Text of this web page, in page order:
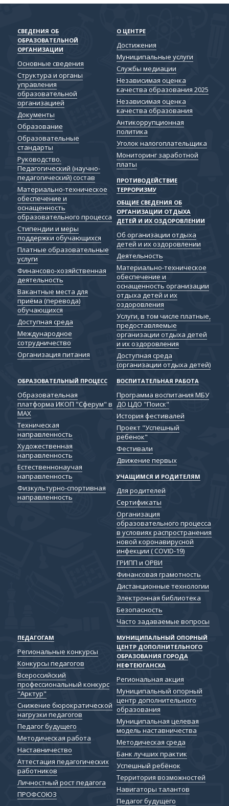
СВЕДЕНИЯ ОБ
ОБРАЗОВАТЕЛЬНОЙ
ОРГАНИЗАЦИИ
Основные сведения
Структура и органы
управления
образовательной
организацией
Документы
Образование
Образовательные
стандарты
Руководство.
Педагогический (научно-
педагогический) состав
Материально-техническое
обеспечение и
оснащенность
образовательного процесса
Стипендии и меры
поддержки обучающихся
Платные образовательные
услуги
Финансово-хозяйственная
деятельность
Вакантные места для
приёма (перевода)
обучающихся
Доступная среда
Международное
сотрудничество
Организация питания
О ЦЕНТРЕ
Достижения
Муниципальные услуги
Службы медиации
Независимая оценка
качества образования 2025
Независимая оценка
качества образования
Антикоррупционная
политика
Уголок налогоплательщика
Мониторинг заработной
платы
ПРОТИВОДЕЙСТВИЕ
ТЕРРОРИЗМУ
ОБЩИЕ СВЕДЕНИЯ ОБ
ОРГАНИЗАЦИИ ОТДЫХА
ДЕТЕЙ И ИХ ОЗДОРОВЛЕНИИ
Об организации отдыха
детей и их оздоровлении
Деятельность
Материально-техническое
обеспечение и
оснащенность организации
отдыха детей и их
оздоровления
Услуги, в том числе платные,
предоставляемые
организации отдыха детей
и их оздоровления
Доступная среда
(организации отдыха детей)
ОБРАЗОВАТЕЛЬНЫЙ ПРОЦЕСС
Образовательная
платформа ИКОП "Сферум" в
МАХ
Техническая
направленность
Художественная
направленность
Естественнонаучая
направленность
Физкультурно-спортивная
направленность
ВОСПИТАТЕЛЬНАЯ РАБОТА
Программа воспитания МБУ
ДО ЦДО "Поиск"
История фестивалей
Проект "Успешный
ребенок"
Фестивали
Движение первых
УЧАЩИМСЯ И РОДИТЕЛЯМ
Для родителей
Сертификаты
Организация
образовательного процесса
в условиях распространения
новой коронавирусной
инфекции ( COVID-19)
ГРИПП и ОРВИ
Финансовая грамотность
Дистанционные технологии
Электронная библиотека
Безопасность
Часто задаваемые вопросы
ПЕДАГОГАМ
Региональные конкурсы
Конкурсы педагогов
Всероссийский
профессиональный конкурс
"Арктур"
Снижение бюрократической
нагрузки педагогов
Педагог будущего
Методическая работа
Наставничество
Аттестация педагогических
работников
Личностный рост педагога
ПРОФСОЮЗ
МУНИЦИПАЛЬНЫЙ ОПОРНЫЙ
ЦЕНТР ДОПОЛНИТЕЛЬНОГО
ОБРАЗОВАНИЯ ГОРОДА
НЕФТЕЮГАНСКА
Региональная акция
Муниципальный опорный
центр дополнительного
образования
Муниципальная целевая
модель наставничества
Методическая среда
Банк лучших практик
Успешный ребёнок
Территория возможностей
Навигаторы талантов
Педагог будущего